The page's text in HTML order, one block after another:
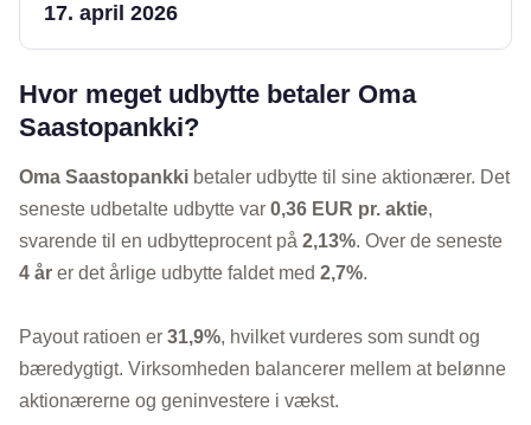
17. april 2026
Hvor meget udbytte betaler Oma
Saastopankki?
Oma Saastopankki betaler udbytte til sine aktionærer. Det
seneste udbetalte udbytte var 0,36 EUR pr. aktie,
svarende til en udbytteprocent på 2,13%. Over de seneste
4 år er det årlige udbytte faldet med 2,7%.
Payout ratioen er 31,9%, hvilket vurderes som sundt og
bæredygtigt. Virksomheden balancerer mellem at belønne
aktionærerne og geninvestere i vækst.